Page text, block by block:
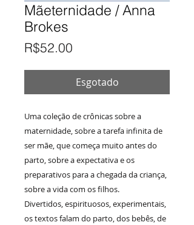
Mãeternidade / Anna
Brokes
R$52.00
Esgotado
Uma coleção de crônicas sobre a
maternidade, sobre a tarefa infinita de
ser mãe, que começa muito antes do
parto, sobre a expectativa e os
preparativos para a chegada da criança,
sobre a vida com os filhos.
Divertidos, espirituosos, experimentais,
os textos falam do parto, dos bebês, de